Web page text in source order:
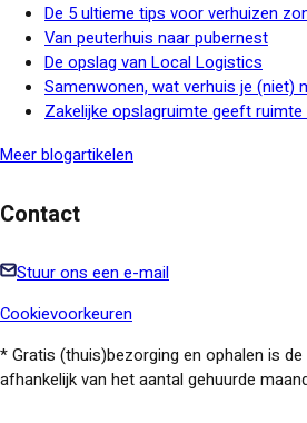
De 5 ultieme tips voor verhuizen
Van peuterhuis naar pubernest
De opslag van Local Logistics
Samenwonen, wat verhuis je (niet)
Zakelijke opslagruimte geeft
Meer blogartikelen
Contact
Stuur ons een e-mail
Cookievoorkeuren
* Gratis (thuis)bezorging en ophalen is
afhankelijk van het aantal gehuurde